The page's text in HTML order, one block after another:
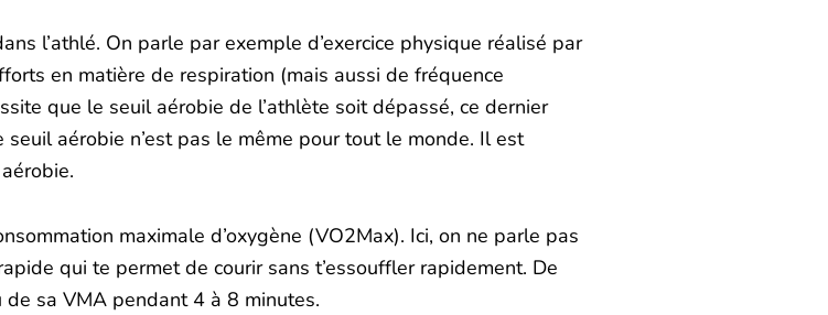
l’athlé. On parle par exemple d’exercice physique réalisé par
en matière de respiration (mais aussi de fréquence
que le seuil aérobie de l’athlète soit dépassé, ce dernier
aérobie n’est pas le même pour tout le monde. Il est
maximale d’oxygène (VO2Max). Ici, on ne parle pas
qui te permet de courir sans t’essouffler rapidement. De
sa VMA pendant 4 à 8 minutes.